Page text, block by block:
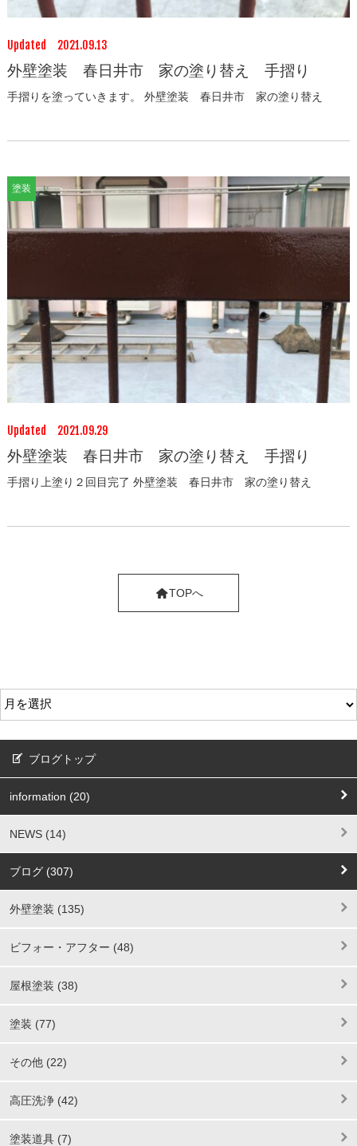
Updated 2021.09.13
外壁塗装 春日井市 家の塗り替え 手摺り
手摺りを塗っていきます。 外壁塗装 春日井市 家の塗り替え
塗装
Updated 2021.09.29
外壁塗装 春日井市 家の塗り替え 手摺り
手摺り上塗り２回目完了 外壁塗装 春日井市 家の塗り替え
TOPへ
ブログトップ
information (20)
NEWS (14)
ブログ (307)
外壁塗装 (135)
ビフォー・アフター (48)
屋根塗装 (38)
塗装 (77)
その他 (22)
高圧洗浄 (42)
塗装道具 (7)